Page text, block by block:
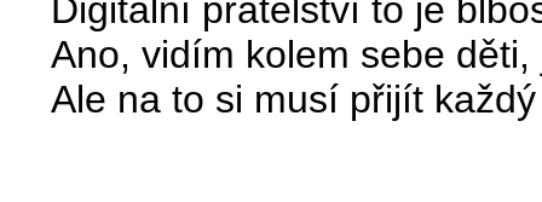
Digitální přátelství to je
Ano, vidím kolem sebe
Ale na to si musí přijít